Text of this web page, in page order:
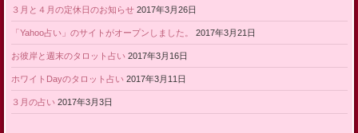
３月と４月の定休日のお知らせ 2017年3月26日
「Yahoo占い」のサイトがオープンしました。 2017年3月21日
お彼岸と週末のタロット占い 2017年3月16日
ホワイトDayのタロット占い 2017年3月11日
３月の占い 2017年3月3日